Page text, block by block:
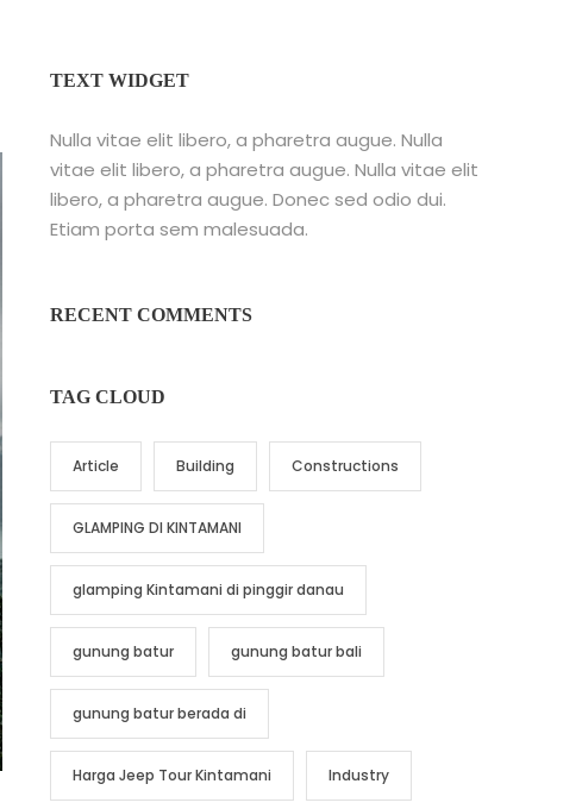
TEXT WIDGET
Nulla vitae elit libero, a pharetra augue. Nulla
vitae elit libero, a pharetra augue. Nulla vitae elit
libero, a pharetra augue. Donec sed odio dui.
Etiam porta sem malesuada.
RECENT COMMENTS
TAG CLOUD
Article Building Constructions
GLAMPING DI KINTAMANI
glamping Kintamani di pinggir danau
gunung batur gunung batur bali
gunung batur berada di
Harga Jeep Tour Kintamani Industry